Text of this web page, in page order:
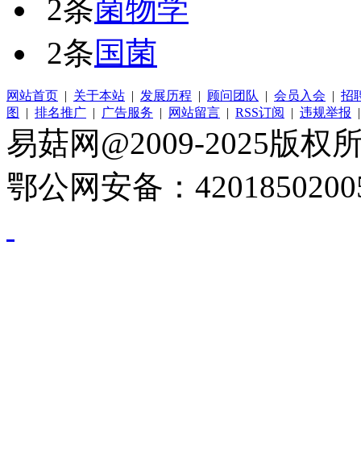
2条菌物学
2条国菌
网站首页 | 关于本站 | 发展历程 | 顾问团队 | 会员入会 | 招
图
| 排名推广 | 广告服务 | 网站留言 | RSS订阅 | 违规举报
易菇网@2009-2025版权
鄂公网安备：